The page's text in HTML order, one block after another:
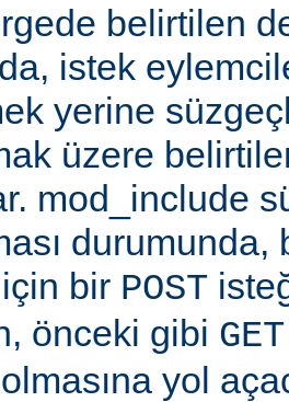
belirtilen
istek
yerine
üzere
mod_include
bir POST
önceki gibi GET
yol